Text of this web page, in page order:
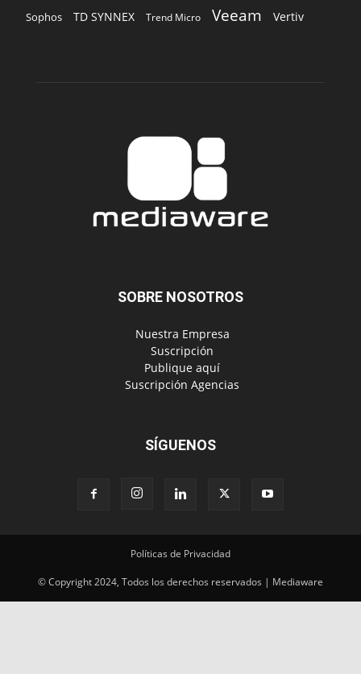
Sophos TD SYNNEX Trend Micro Veeam Vertiv
SOBRE NOSOTROS
‎ Nuestra Empresa
‎ Suscripción
‎ Publique aquí
‎ Suscripción Agencias
SÍGUENOS
Políticas de Privacidad
© Copyright 2024, Todos los derechos reservados | Mediaware